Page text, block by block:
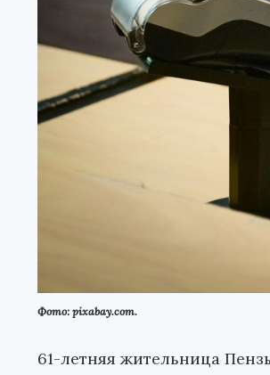
Фото: pixabay.com.
61-летняя жительница